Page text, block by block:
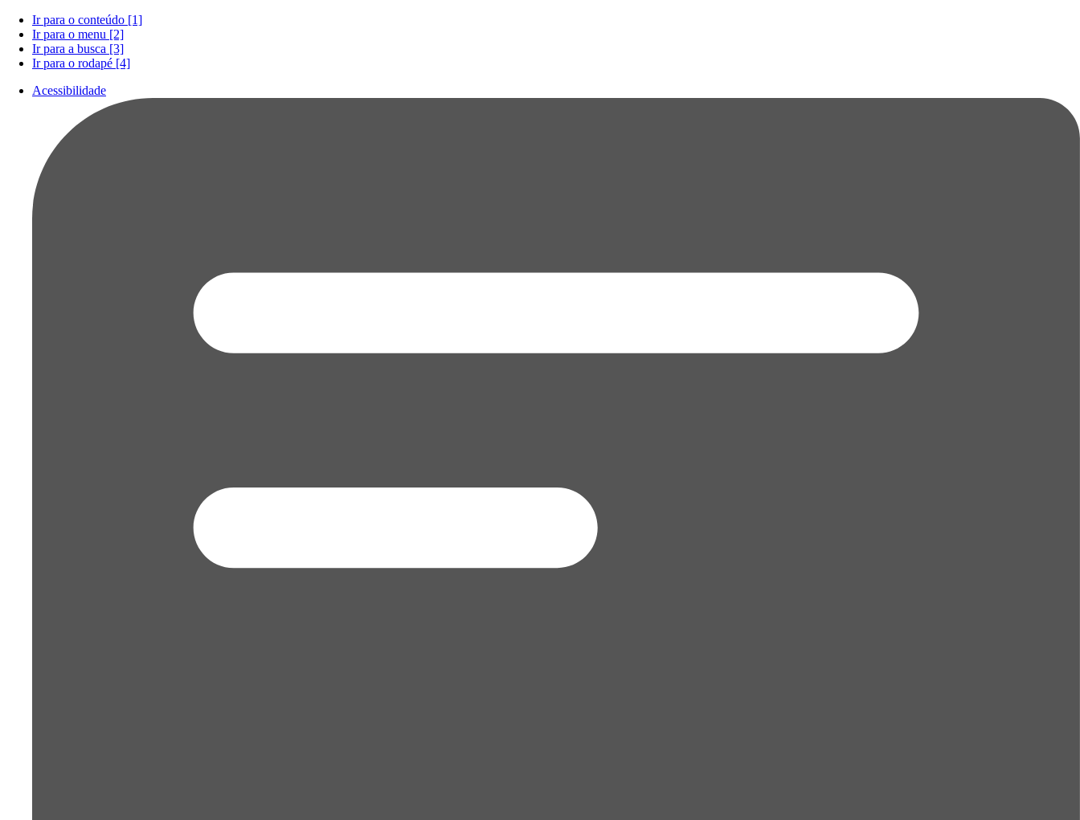
Ir para o conteúdo [1]
Ir para o menu [2]
Ir para a busca [3]
Ir para o rodapé [4]
Acessibilidade